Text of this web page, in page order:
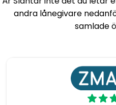
andra lånegivare
samlade